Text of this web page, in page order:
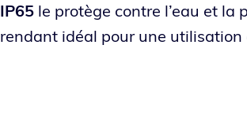
IP65 le protège contre l’eau et la
rendant idéal pour une utilisation